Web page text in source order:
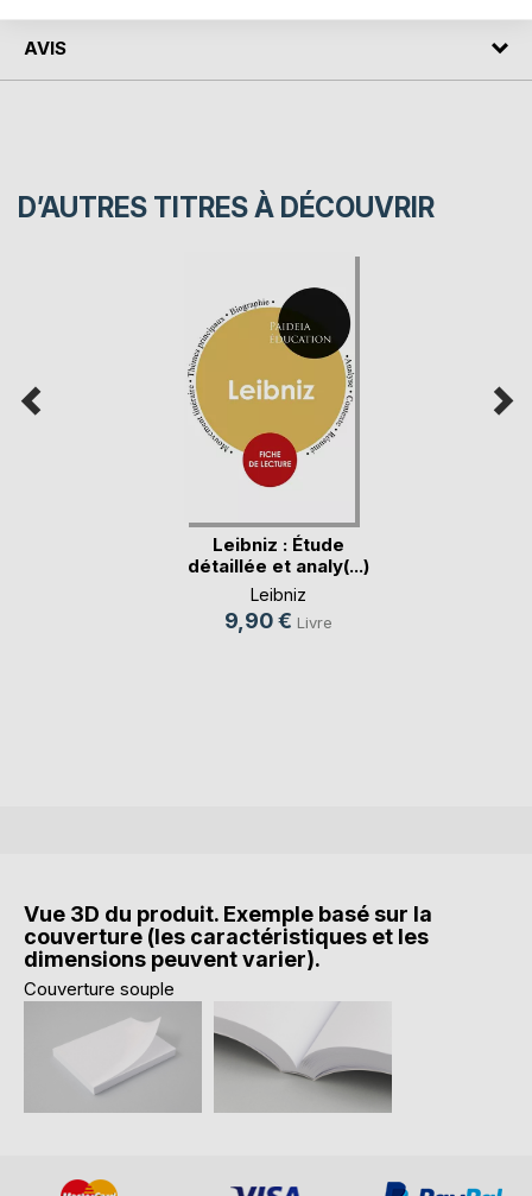
AVIS
D’AUTRES TITRES À DÉCOUVRIR
Leibniz : Étude
détaillée et analy(...)
Leibniz
9,90 € Livre
Vue 3D du produit. Exemple basé sur la
couverture (les caractéristiques et les
dimensions peuvent varier).
Couverture souple